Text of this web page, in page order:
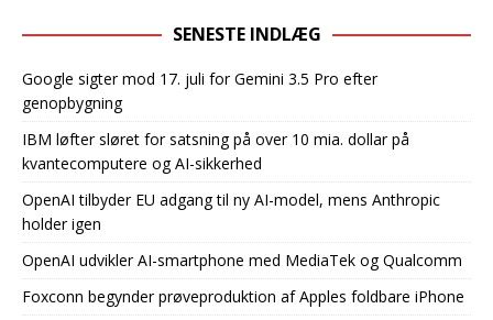
SENESTE INDLÆG
Google sigter mod 17. juli for Gemini 3.5 Pro efter
genopbygning
IBM løfter sløret for satsning på over 10 mia. dollar på
kvantecomputere og AI-sikkerhed
OpenAI tilbyder EU adgang til ny AI-model, mens Anthropic
holder igen
OpenAI udvikler AI-smartphone med MediaTek og Qualcomm
Foxconn begynder prøveproduktion af Apples foldbare iPhone